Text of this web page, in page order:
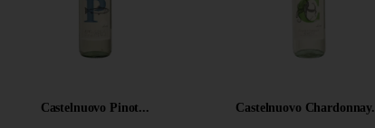
Castelnuovo Pinot... Castelnuovo